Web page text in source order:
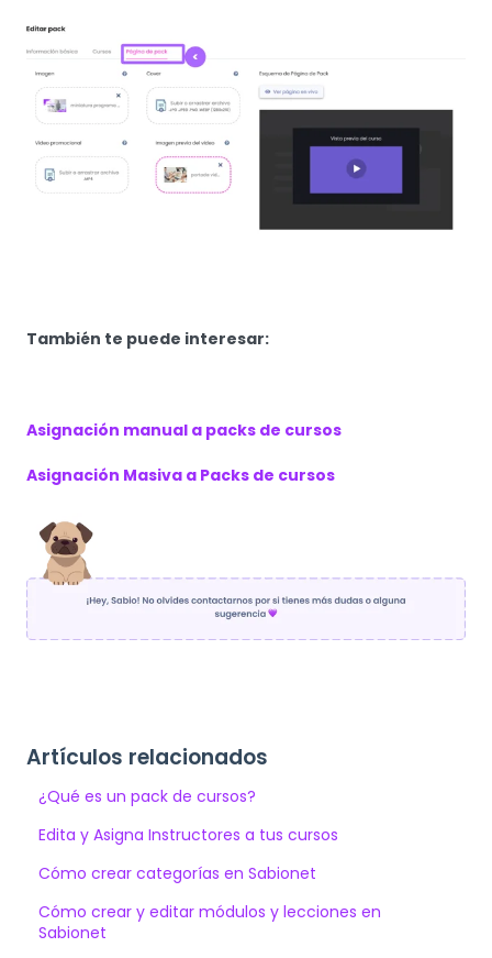
También te puede interesar:
Asignación manual a packs de cursos
Asignación Masiva a Packs de cursos
Artículos relacionados
¿Qué es un pack de cursos?
Edita y Asigna Instructores a tus cursos
Cómo crear categorías en Sabionet
Cómo crear y editar módulos y lecciones en
Sabionet